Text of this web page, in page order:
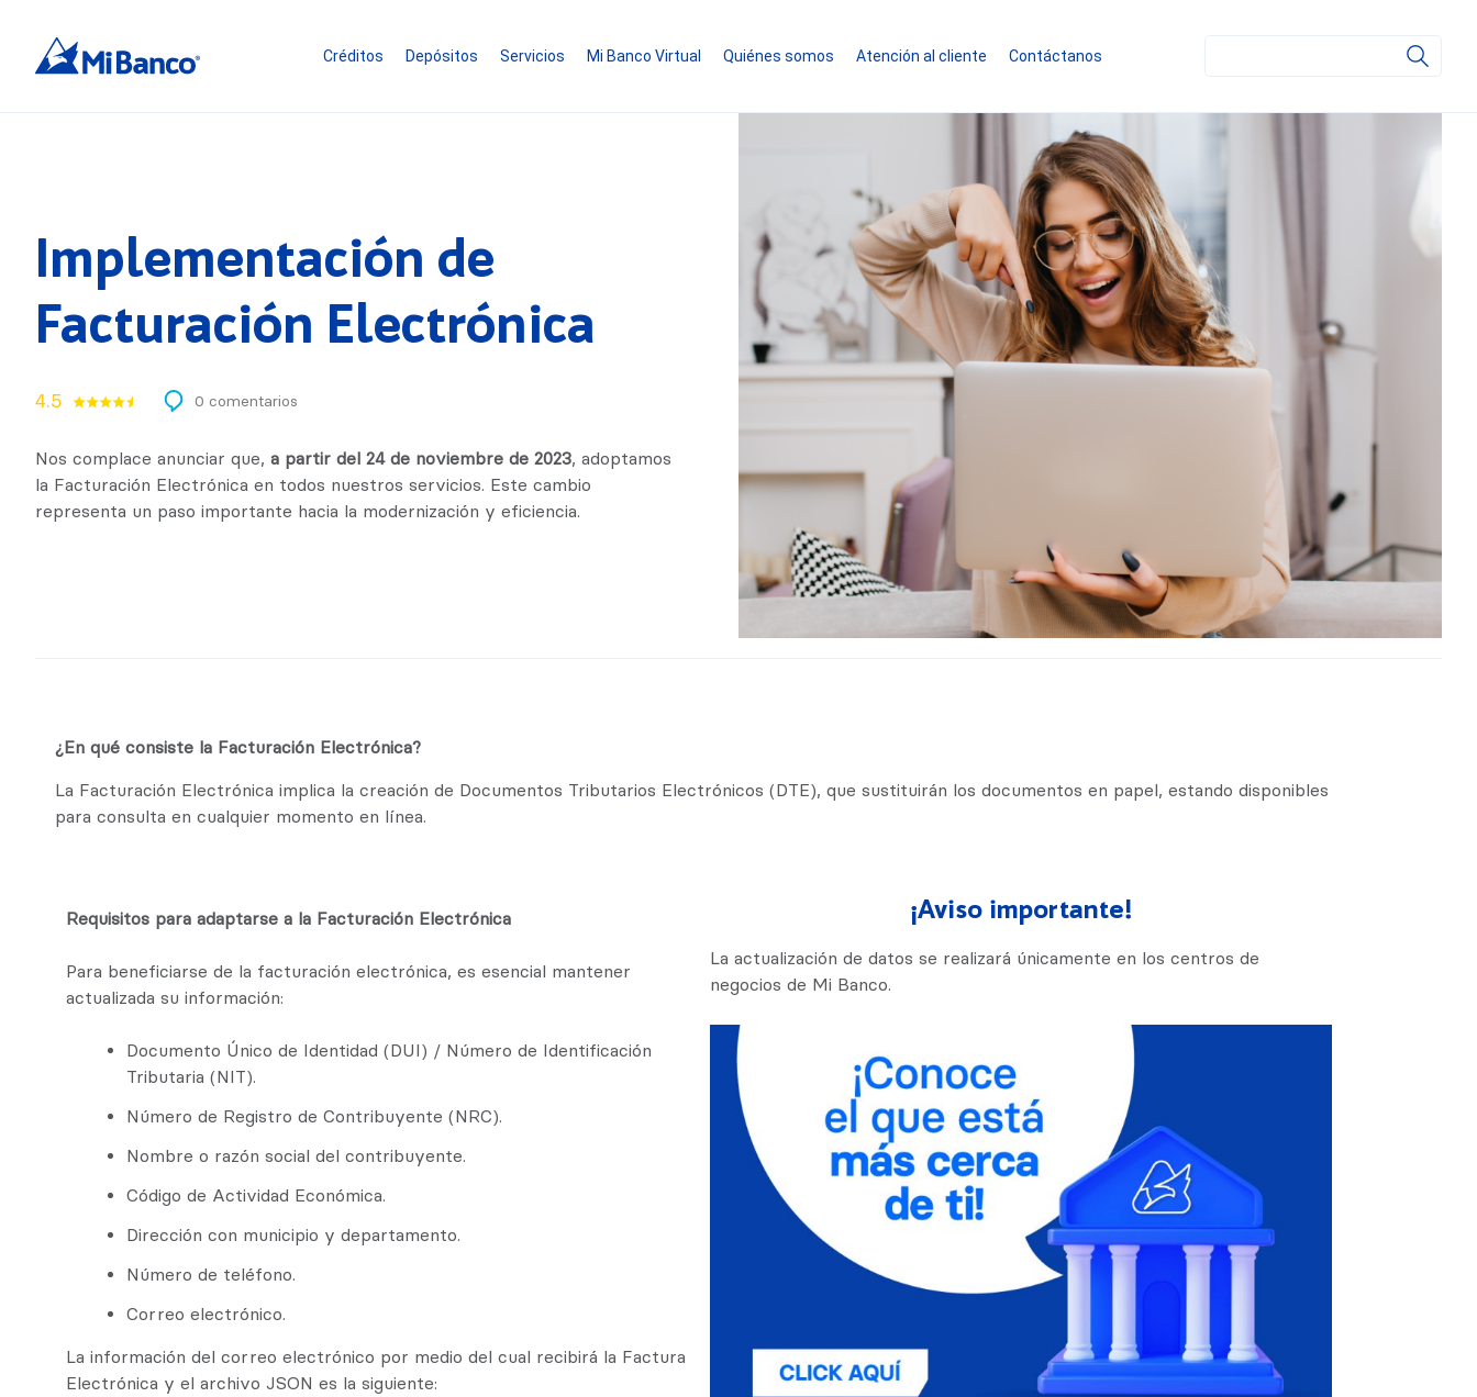
Créditos Depósitos Servicios Mi Banco Virtual Quiénes somos Atención al cliente Contáctanos
Implementación de
Facturación Electrónica
4.5 0 comentarios
Nos complace anunciar que, a partir del 24 de noviembre de 2023, adoptamos
la Facturación Electrónica en todos nuestros servicios. Este cambio
representa un paso importante hacia la modernización y eficiencia.
¿En qué consiste la Facturación Electrónica?
La Facturación Electrónica implica la creación de Documentos Tributarios Electrónicos (DTE), que sustituirán los documentos en papel, estando disponibles
para consulta en cualquier momento en línea.
Requisitos para adaptarse a la Facturación Electrónica
Para beneficiarse de la facturación electrónica, es esencial mantener
actualizada su información:
Documento Único de Identidad (DUI) / Número de Identificación
Tributaria (NIT).
Número de Registro de Contribuyente (NRC).
Nombre o razón social del contribuyente.
Código de Actividad Económica.
Dirección con municipio y departamento.
Número de teléfono.
Correo electrónico.
La información del correo electrónico por medio del cual recibirá la Factura
Electrónica y el archivo JSON es la siguiente:
¡Aviso importante!
La actualización de datos se realizará únicamente en los centros de
negocios de Mi Banco.